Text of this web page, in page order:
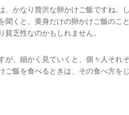
かなり贅沢な卵かけご飯ですね。
聞くと、黄身だけの卵かけご飯のこ
乏性なのかもしれません。
、細かく見ていくと、個々人それ
ご飯を食べるときは、その食べ方を